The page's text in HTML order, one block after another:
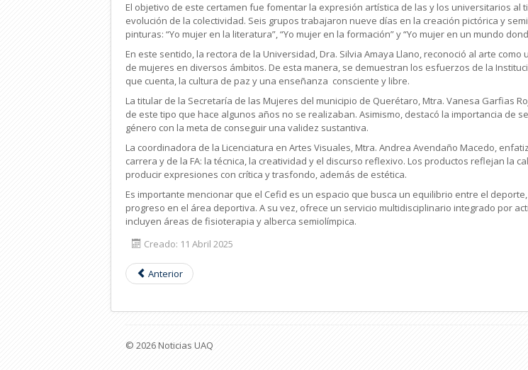
El objetivo de este certamen fue fomentar la expresión artística de las y los universitarios
evolución de la colectividad. Seis grupos trabajaron nueve días en la creación pictórica y
pinturas: “Yo mujer en la literatura”, “Yo mujer en la formación” y “Yo mujer en un mundo
En este sentido, la rectora de la Universidad, Dra. Silvia Amaya Llano, reconoció al arte
de mujeres en diversos ámbitos. De esta manera, se demuestran los esfuerzos de la
que cuenta, la cultura de paz y una enseñanza consciente y libre.
La titular de la Secretaría de las Mujeres del municipio de Querétaro, Mtra. Vanesa Garfias
de este tipo que hace algunos años no se realizaban. Asimismo, destacó la importancia de
género con la meta de conseguir una validez sustantiva.
La coordinadora de la Licenciatura en Artes Visuales, Mtra. Andrea Avendaño Macedo,
carrera y de la FA: la técnica, la creatividad y el discurso reflexivo. Los productos reflejan la
producir expresiones con crítica y trasfondo, además de estética.
Es importante mencionar que el Cefid es un espacio que busca un equilibrio entre el
progreso en el área deportiva. A su vez, ofrece un servicio multidisciplinario integrado por
incluyen áreas de fisioterapia y alberca semiolímpica.
Creado: 11 Abril 2025
Anterior
© 2026 Noticias UAQ